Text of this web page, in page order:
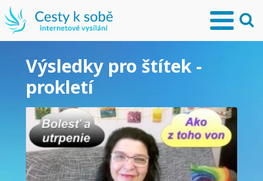
Výsledky pro štítek -
prokletí